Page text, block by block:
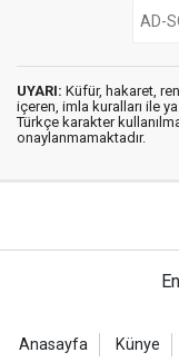
UYARI: Küfür, hakaret,
içeren, imla kuralları ile
Türkçe karakter
onaylanmamaktadır.
Anasayfa Künye